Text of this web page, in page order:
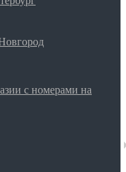
с номерами на